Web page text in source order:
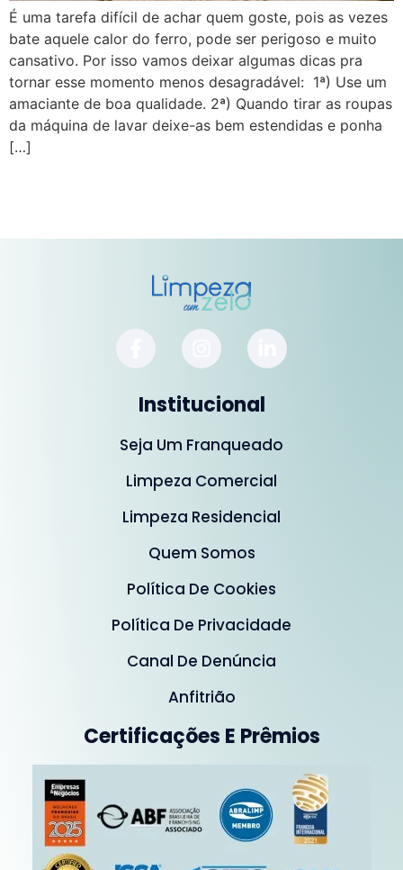
É uma tarefa difícil de achar quem goste, pois as vezes
bate aquele calor do ferro, pode ser perigoso e muito
cansativo. Por isso vamos deixar algumas dicas pra
tornar esse momento menos desagradável: 1ª) Use um
amaciante de boa qualidade. 2ª) Quando tirar as roupas
da máquina de lavar deixe-as bem estendidas e ponha
[…]
Institucional
Seja Um Franqueado
Limpeza Comercial
Limpeza Residencial
Quem Somos
Política De Cookies
Política De Privacidade
Canal De Denúncia
Anfitrião
Certificações E Prêmios